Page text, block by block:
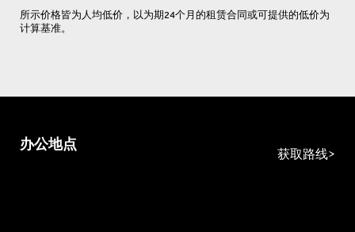
所示价格皆为人均低价，以为期24个月的租赁合同或可提供的低价为
计算基准。
办公地点
获取路线